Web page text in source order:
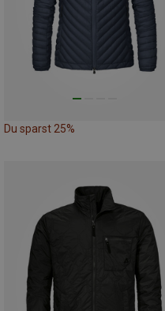
Du sparst 25%